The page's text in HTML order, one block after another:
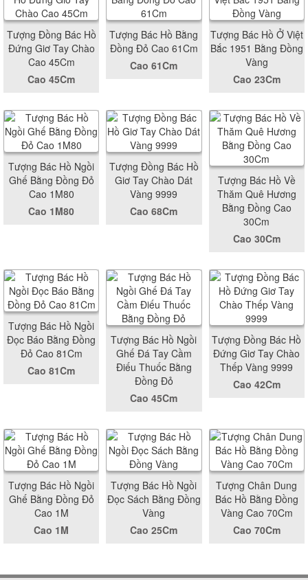
Tượng Đồng Bác Hồ
Đứng Giơ Tay Chào
Cao 45Cm
Cao 45Cm
Tượng Bác Hồ Bằng
Đồng Đỏ Cao 61Cm
Cao 61Cm
Tượng Bác Hồ Ở Việt
Bắc 1951 Bằng Đồng
Vàng
Cao 23Cm
Tượng Bác Hồ Ngồi
Ghế Bằng Đồng Đỏ
Cao 1M80
Cao 1M80
Tượng Đồng Bác Hồ
Giơ Tay Chào Dát
Vàng 9999
Cao 68Cm
Tượng Bác Hồ Về
Thăm Quê Hương
Bằng Đồng Cao
30Cm
Cao 30Cm
Tượng Bác Hồ Ngồi
Đọc Báo Bằng Đồng
Đỏ Cao 81Cm
Cao 81Cm
Tượng Bác Hồ Ngồi
Ghế Đá Tay Cầm
Điếu Thuốc Bằng
Đồng Đỏ
Cao 45Cm
Tượng Đồng Bác Hồ
Đứng Giơ Tay Chào
Thếp Vàng 9999
Cao 42Cm
Tượng Bác Hồ Ngồi
Ghế Bằng Đồng Đỏ
Cao 1M
Cao 1M
Tượng Bác Hồ Ngồi
Đọc Sách Bằng Đồng
Vàng
Cao 25Cm
Tượng Chân Dung
Bác Hồ Bằng Đồng
Vàng Cao 70Cm
Cao 70Cm